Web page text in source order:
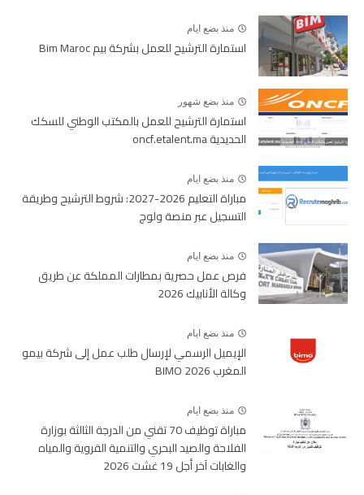
منذ بضع ايام
استمارة الترشيح للعمل بشركة بيم Bim Maroc
منذ بضع شهور
استمارة الترشيح للعمل بالمكتب الوطني للسكك
الحديدية oncf.etalent.ma
منذ بضع ايام
مباراة التعليم 2026-2027: شروط الترشيح وطريقة
التسجيل عبر منصة ولوج
منذ بضع ايام
فرص عمل حصرية بمطارات المملكة عن طريق
وكالة الأنابيك 2026
منذ بضع ايام
الإيميل الرسمي لإرسال طلب عمل إلى شركة بيمو
المغرب BIMO 2026
منذ بضع ايام
مباراة توظيف 70 تقني من الدرجة الثالثة بوزارة
الفلاحة والصيد البحري والتنمية القروية والمياه
والغابات آخر أجل 19 غشت 2026